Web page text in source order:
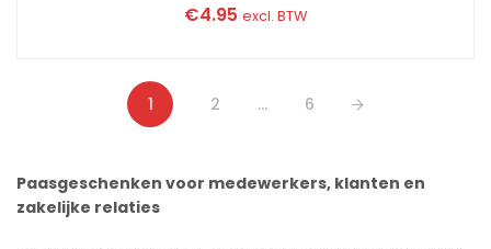
Paasgeschenken voor medewerkers, klanten en
zakelijke relaties
€4.95 excl. BTW
1 2 … 6